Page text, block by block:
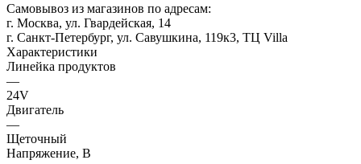
Самовывоз из магазинов по адресам:
г. Москва, ул. Гвардейская, 14
г. Санкт-Петербург, ул. Савушкина, 119к3, ТЦ Villa
Характеристики
Линейка продуктов
—
24V
Двигатель
—
Щеточный
Напряжение, В